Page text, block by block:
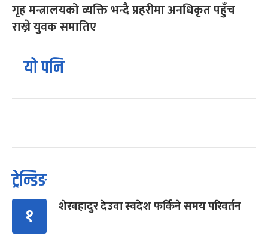
गृह मन्त्रालयको व्यक्ति भन्दै प्रहरीमा अनधिकृत पहुँच
राख्ने युवक समातिए
यो पनि
ट्रेन्डिङ
१ शेरबहादुर देउवा स्वदेश फर्किने समय परिवर्तन